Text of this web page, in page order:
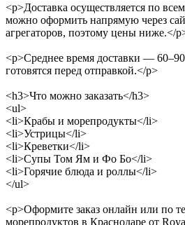
<p>Доставка осуществляется по
можно оформить напрямую через
агрегаторов, поэтому цены ниже.</
<p>Среднее время доставки —
готовятся перед отправкой.</p>
<h3>Что можно заказать</h3>
<ul>
<li>Крабы и морепродукты</li>
<li>Устрицы</li>
<li>Креветки</li>
<li>Супы Том Ям и Фо Бо</li>
<li>Горячие блюда и роллы</li>
</ul>
<p>Оформите заказ онлайн или по
морепродуктов в Краснодаре от